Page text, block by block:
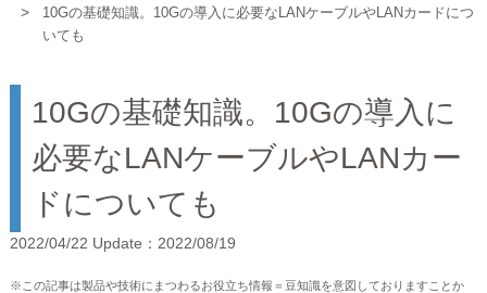
10Gの基礎知識。10Gの導入に必要なLANケーブルやLANカードにつ
いても
10Gの基礎知識。10Gの導入に
必要なLANケーブルやLANカー
ドについても
2022/04/22 Update：2022/08/19
※この記事は製品や技術にまつわるお役立ち情報＝豆知識を意図しておりますことか